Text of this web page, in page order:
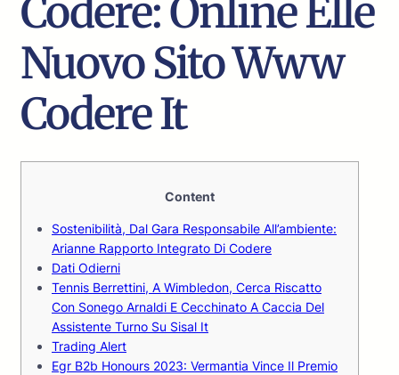
Codere: Online Elle
Nuovo Sito Www
Codere It
Content
Sostenibilità, Dal Gara Responsabile All’ambiente:
Arianne Rapporto Integrato Di Codere
Dati Odierni
Tennis Berrettini, A Wimbledon, Cerca Riscatto
Con Sonego Arnaldi E Cecchinato A Caccia Del
Assistente Turno Su Sisal It
Trading Alert
Egr B2b Honours 2023: Vermantia Vince Il Premio